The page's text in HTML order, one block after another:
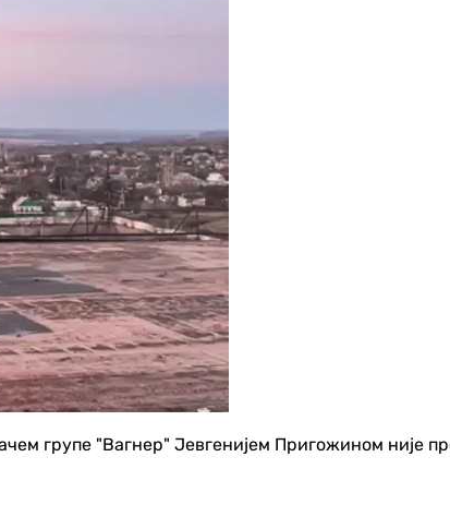
групе "Вагнер" Јевгенијем Пригожином није